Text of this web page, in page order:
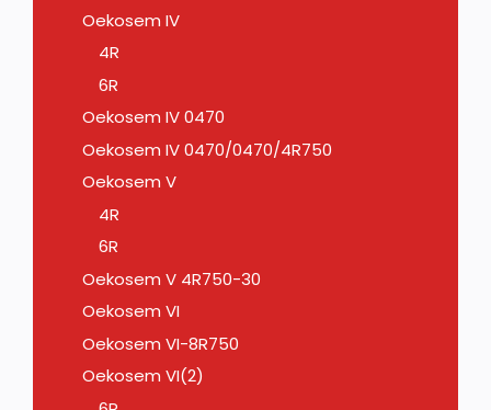
Oekosem IV
4R
6R
Oekosem IV 0470
Oekosem IV 0470/0470/4R750
Oekosem V
4R
6R
Oekosem V 4R750-30
Oekosem VI
Oekosem VI-8R750
Oekosem VI(2)